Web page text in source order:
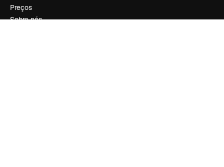
Preços
Sobre nós